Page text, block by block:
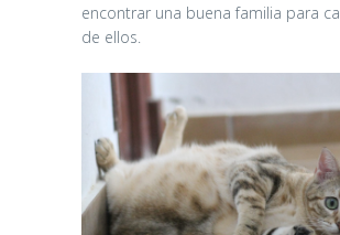
encontrar una buena familia para
de ellos.